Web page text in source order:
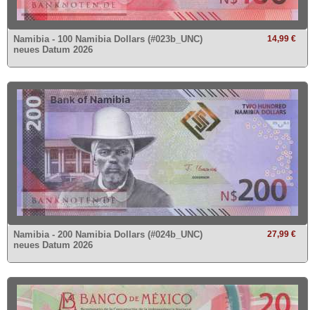
14,99 €
Namibia - 100 Namibia Dollars (#023b_UNC)
neues Datum 2026
27,99 €
Namibia - 200 Namibia Dollars (#024b_UNC)
neues Datum 2026